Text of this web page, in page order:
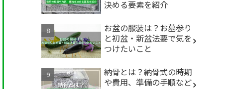
決める要素を紹介
お盆の服装は？お墓参り
と初盆・新盆法要で気を
つけたいこと
納骨とは？納骨式の時期
や費用、準備の手順など